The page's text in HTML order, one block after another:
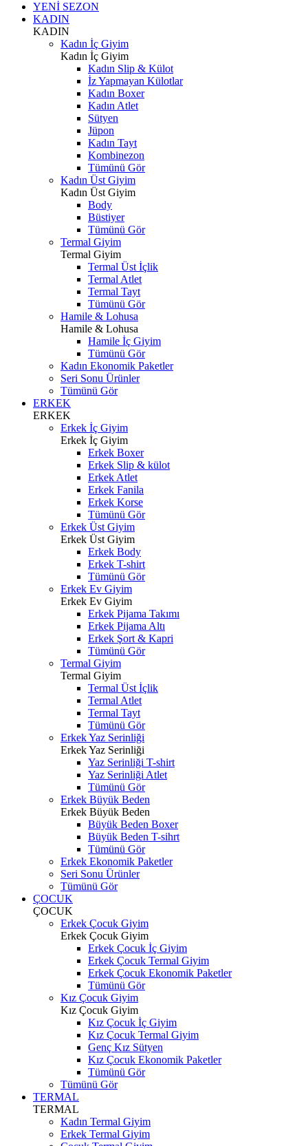
YENİ SEZON
KADIN
KADIN
Kadın İç Giyim
Kadın İç Giyim
Kadın Slip & Külot
İz Yapmayan Külotlar
Kadın Boxer
Kadın Atlet
Sütyen
Jüpon
Kadın Tayt
Kombinezon
Tümünü Gör
Kadın Üst Giyim
Kadın Üst Giyim
Body
Büstiyer
Tümünü Gör
Termal Giyim
Termal Giyim
Termal Üst İçlik
Termal Atlet
Termal Tayt
Tümünü Gör
Hamile & Lohusa
Hamile & Lohusa
Hamile İç Giyim
Tümünü Gör
Kadın Ekonomik Paketler
Seri Sonu Ürünler
Tümünü Gör
ERKEK
ERKEK
Erkek İç Giyim
Erkek İç Giyim
Erkek Boxer
Erkek Slip & külot
Erkek Atlet
Erkek Fanila
Erkek Korse
Tümünü Gör
Erkek Üst Giyim
Erkek Üst Giyim
Erkek Body
Erkek T-shirt
Tümünü Gör
Erkek Ev Giyim
Erkek Ev Giyim
Erkek Pijama Takımı
Erkek Pijama Altı
Erkek Şort & Kapri
Tümünü Gör
Termal Giyim
Termal Giyim
Termal Üst İçlik
Termal Atlet
Termal Tayt
Tümünü Gör
Erkek Yaz Serinliği
Erkek Yaz Serinliği
Yaz Serinliği T-shirt
Yaz Serinliği Atlet
Tümünü Gör
Erkek Büyük Beden
Erkek Büyük Beden
Büyük Beden Boxer
Büyük Beden T-sihrt
Tümünü Gör
Erkek Ekonomik Paketler
Seri Sonu Ürünler
Tümünü Gör
ÇOCUK
ÇOCUK
Erkek Çocuk Giyim
Erkek Çocuk Giyim
Erkek Çocuk İç Giyim
Erkek Çocuk Termal Giyim
Erkek Çocuk Ekonomik Paketler
Tümünü Gör
Kız Çocuk Giyim
Kız Çocuk Giyim
Kız Çocuk İç Giyim
Kız Çocuk Termal Giyim
Genç Kız Sütyen
Kız Çocuk Ekonomik Paketler
Tümünü Gör
Tümünü Gör
TERMAL
TERMAL
Kadın Termal Giyim
Erkek Termal Giyim